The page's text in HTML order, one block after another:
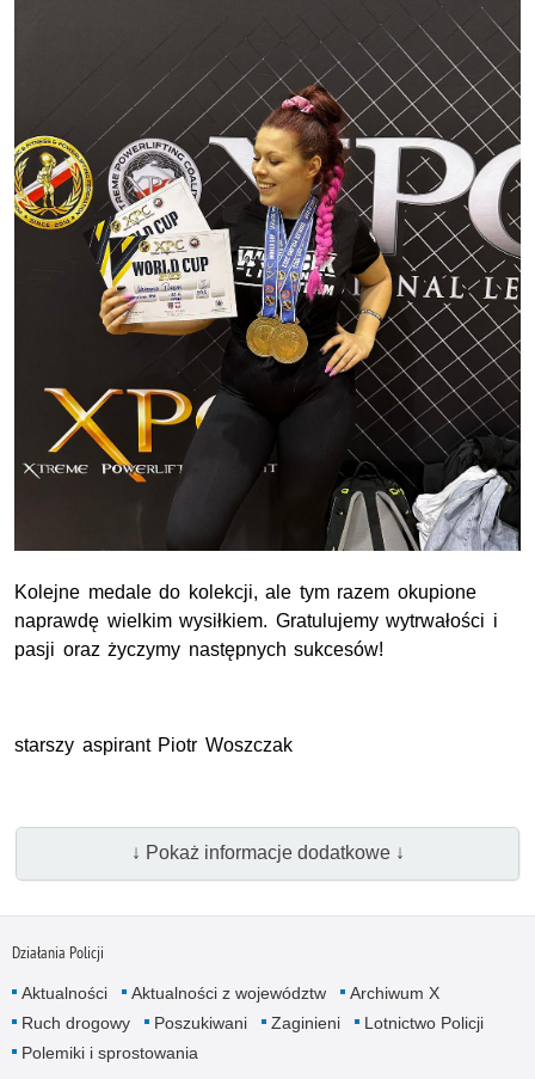
Kolejne medale do kolekcji, ale tym razem okupione
naprawdę wielkim wysiłkiem. Gratulujemy wytrwałości i
pasji oraz życzymy następnych sukcesów!
starszy aspirant Piotr Woszczak
↓ Pokaż informacje dodatkowe ↓
Działania Policji
Aktualności Aktualności z województw
Archiwum X
Ruch drogowy
Poszukiwani Zaginieni
Lotnictwo Policji
Polemiki i sprostowania